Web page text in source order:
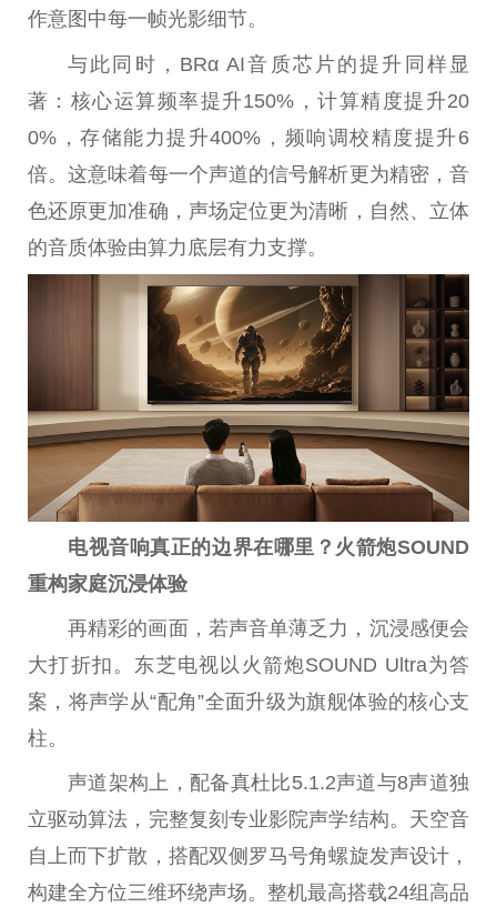
作意图中每一帧光影细节。
与此同时，BRα AI音质芯片的提升同样显
著：核心运算频率提升150%，计算精度提升20
0%，存储能力提升400%，频响调校精度提升6
倍。这意味着每一个声道的信号解析更为精密，音
色还原更加准确，声场定位更为清晰，自然、立体
的音质体验由算力底层有力支撑。
电视音响真正的边界在哪里？火箭炮SOUND
重构家庭沉浸体验
再精彩的画面，若声音单薄乏力，沉浸感便会
大打折扣。东芝电视以火箭炮SOUND Ultra为答
案，将声学从“配角”全面升级为旗舰体验的核心支
柱。
声道架构上，配备真杜比5.1.2声道与8声道独
立驱动算法，完整复刻专业影院声学结构。天空音
自上而下扩散，搭配双侧罗马号角螺旋发声设计，
构建全方位三维环绕声场。整机最高搭载24组高品